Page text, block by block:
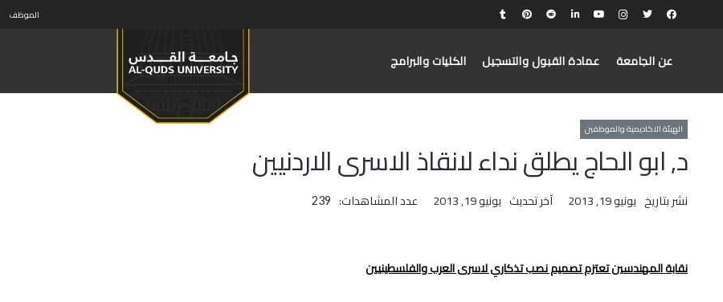
الموظف
عن الجامعة عمادة القبول والتسجيل الكليات والبرامج
الهيئة الاكاديمية والموظفين
د٫ ابو الحاج يطلق نداء لانقاذ الاسرى الاردنيين
نشر بتاريخ يونيو 19, 2013 آخر تحديث يونيو 19, 2013 عدد المشاهدات: 239
نقابة المهندسين تعتزم تصميم نصب تذكاري لاسرى العرب والفلسطينيين